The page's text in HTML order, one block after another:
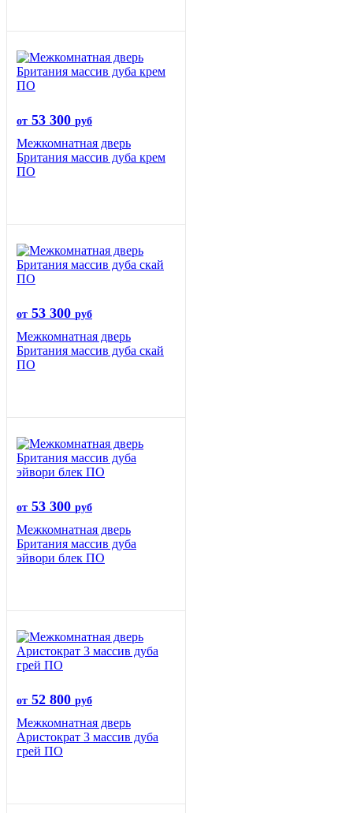
от 53 300 руб
Межкомнатная дверь
Британия массив дуба крем
ПО
от 53 300 руб
Межкомнатная дверь
Британия массив дуба скай
ПО
от 53 300 руб
Межкомнатная дверь
Британия массив дуба
эйвори блек ПО
от 52 800 руб
Межкомнатная дверь
Аристократ 3 массив дуба
грей ПО